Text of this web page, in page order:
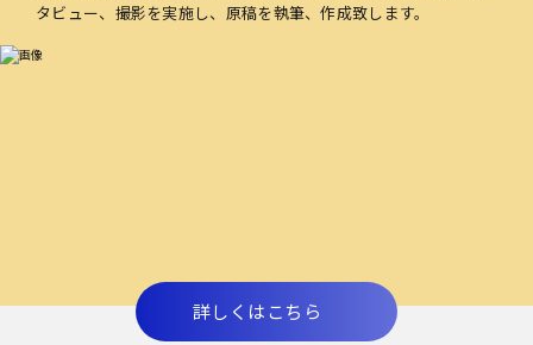
タビュー、撮影を実施し、原稿を執筆、作成致します。
詳しくはこちら